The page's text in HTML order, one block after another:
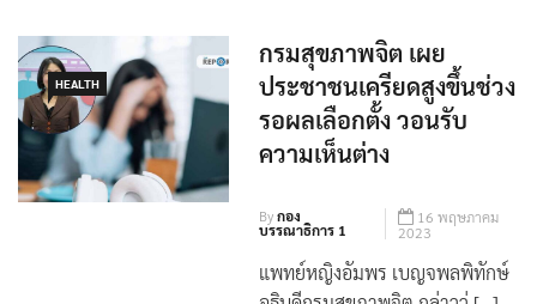
HEALTH
กรมสุขภาพจิต เผย
ประชาชนเครียดสูงขึ้นช่วง
รอผลเลือกตั้ง วอนรับ
ความเห็นต่าง
Byกอง
บรรณาธิการ 1
16 พฤษภาคม
2023
แพทย์หญิงอัมพร เบญจพลพิทักษ์